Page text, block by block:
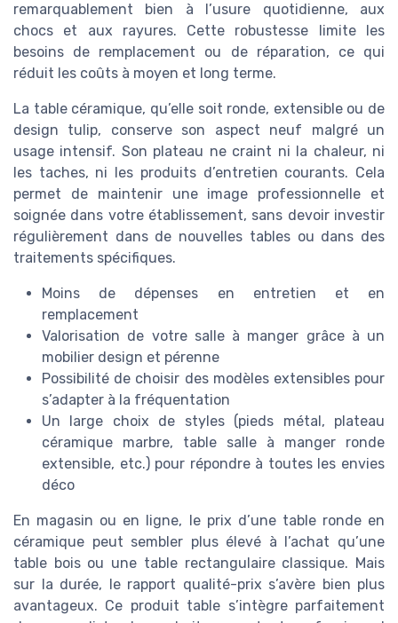
remarquablement bien à l’usure quotidienne, aux
chocs et aux rayures. Cette robustesse limite les
besoins de remplacement ou de réparation, ce qui
réduit les coûts à moyen et long terme.
La table céramique, qu’elle soit ronde, extensible ou de
design tulip, conserve son aspect neuf malgré un
usage intensif. Son plateau ne craint ni la chaleur, ni
les taches, ni les produits d’entretien courants. Cela
permet de maintenir une image professionnelle et
soignée dans votre établissement, sans devoir investir
régulièrement dans de nouvelles tables ou dans des
traitements spécifiques.
Moins de dépenses en entretien et en
remplacement
Valorisation de votre salle à manger grâce à un
mobilier design et pérenne
Possibilité de choisir des modèles extensibles pour
s’adapter à la fréquentation
Un large choix de styles (pieds métal, plateau
céramique marbre, table salle à manger ronde
extensible, etc.) pour répondre à toutes les envies
déco
En magasin ou en ligne, le prix d’une table ronde en
céramique peut sembler plus élevé à l’achat qu’une
table bois ou une table rectangulaire classique. Mais
sur la durée, le rapport qualité-prix s’avère bien plus
avantageux. Ce produit table s’intègre parfaitement